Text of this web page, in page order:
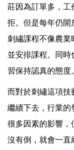
莊因為訂單多，工
拒。但是每年仍開
刺繡課程不像農業
並安排課程。同
習保持認真的態度
而對於刺繡這項技
繼續下去，行業的
很多因素的影響，
沒有倒，就會一直